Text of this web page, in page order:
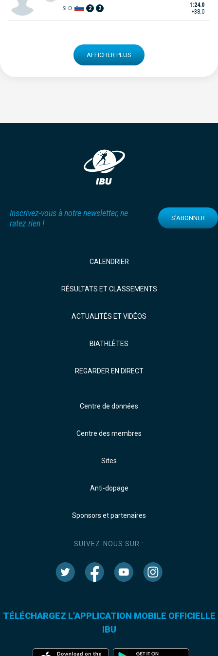
SLO 2 2
1:24.0
+38.0
AFFICHER PLUS
Inscrivez-vous à notre newsletter, ne
ratez rien !
S'ABONNER
CALENDRIER
RÉSULTATS ET CLASSEMENTS
ACTUALITÉS ET VIDÉOS
BIATHLÈTES
REGARDER EN DIRECT
Centre de données
Centre des membres
Sites
Anti-dopage
Sponsors et partenaires
SUIVEZ-NOUS SUR :
TÉLÉCHARGEZ L'APPLICATION MOBILE OFFICIELLE
IBU